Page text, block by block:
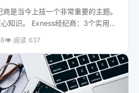
是当今上技一个非常重要的主题。
商：3个实用工
👁️ 阅读 637